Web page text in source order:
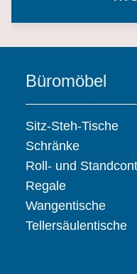
Büromöbel
Sitz-Steh-Tische
Schränke
Roll- und
Regale
Wangentische
Tellersäulentische